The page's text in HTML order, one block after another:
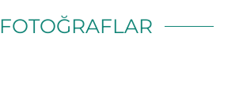
FOTOĞRAFLAR